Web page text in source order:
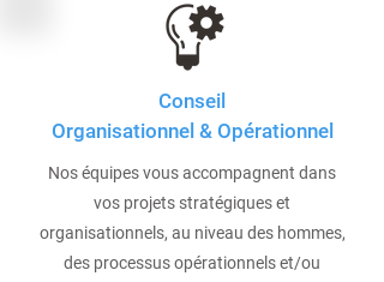
Conseil
Organisationnel & Opérationnel
Nos équipes vous accompagnent dans
vos projets stratégiques et
organisationnels, au niveau des hommes,
des processus opérationnels et/ou